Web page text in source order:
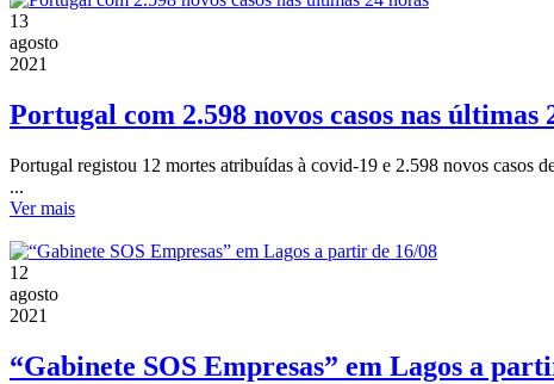
13
agosto
2021
Portugal com 2.598 novos casos nas últimas
Portugal registou 12 mortes atribuídas à covid-19 e 2.598 novos
...
Ver mais
12
agosto
2021
“Gabinete SOS Empresas” em Lagos a